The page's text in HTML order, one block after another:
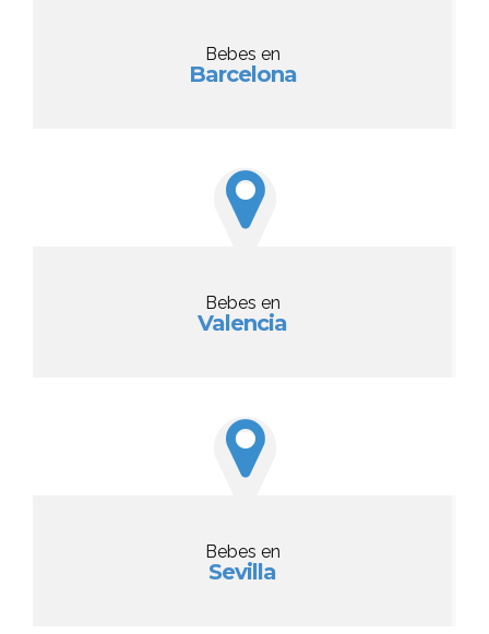
Bebes en
Barcelona
Bebes en
Valencia
Bebes en
Sevilla